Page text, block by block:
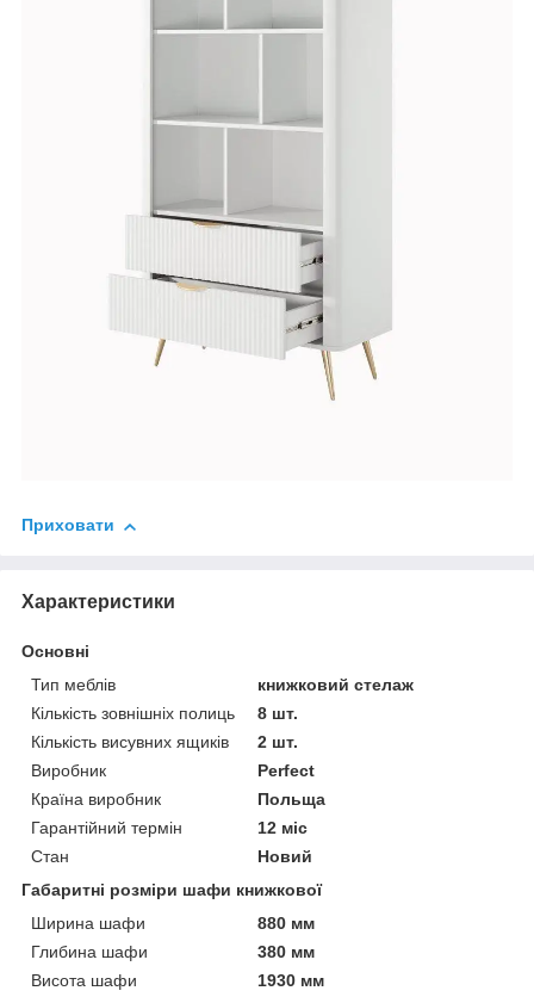
Приховати
Характеристики
Основні
Тип меблів
книжковий стелаж
Кількість зовнішніх полиць
8 шт.
Кількість висувних ящиків
2 шт.
Виробник
Perfect
Країна виробник
Польща
Гарантійний термін
12 міс
Стан
Новий
Габаритні розміри шафи книжкової
Ширина шафи
880 мм
Глибина шафи
380 мм
Висота шафи
1930 мм